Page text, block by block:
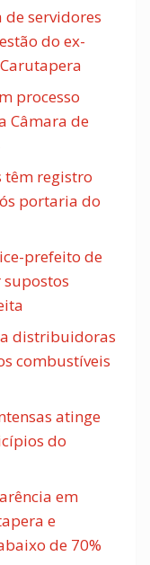
de servidores
do ex-
processo
Câmara de
têm registro
portaria do
prefeito de
distribuidoras
combustíveis
atinge
do
em
e
de 70%